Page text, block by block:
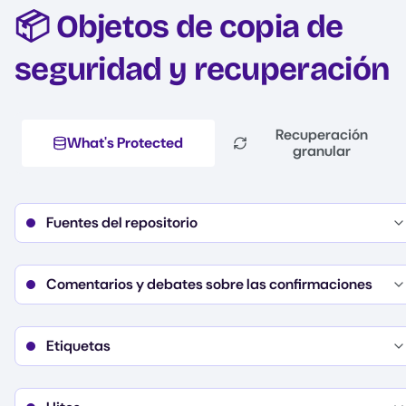
📦 Objetos de copia de
seguridad y recuperación
What's Protected
Recuperación
granular
Fuentes del repositorio
Ramas
Commits
Etiquetas
Objetos
Registro
Archivos LFS
Comentarios y debates sobre las confirmaciones
Notas de debate (texto, autor, fecha de creación)
Etiquetas
Descripción